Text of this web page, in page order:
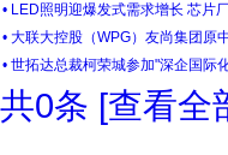
• LED照明迎爆发式需求增长 芯片
• 大联大控股（WPG）友尚集团原
• 世拓达总裁柯荣城参加"深企国际
共0条 [查看全